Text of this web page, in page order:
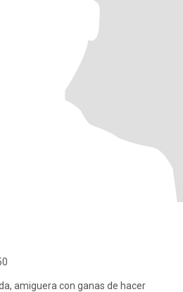
amiguera con ganas de hacer